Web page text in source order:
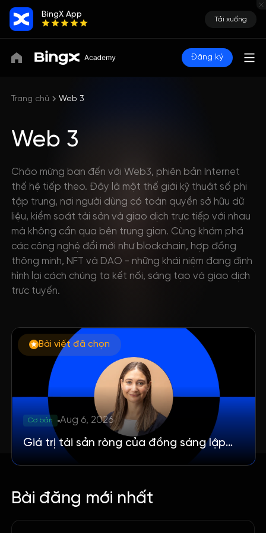
BingX App
Tải xuống
Đăng ký
Trang chủ Web 3
Web 3
Chào mừng bạn đến với Web3, phiên bản Internet
thế hệ tiếp theo. Đây là một thế giới kỹ thuật số phi
tập trung, nơi người dùng có toàn quyền sở hữu dữ
liệu, kiểm soát tài sản và giao dịch trực tiếp với nhau
mà không cần qua bên trung gian. Cùng khám phá
các công nghệ đổi mới như blockchain, hợp đồng
thông minh, NFT và DAO - những khái niệm đang định
hình lại cách chúng ta kết nối, sáng tạo và giao dịch
trực tuyến.
Bài viết đã chọn
Cơ bản Aug 6, 2026
Giá trị tài sản ròng của đồng sáng lập
Anthropic Daniela Amodei là bao nhiêu
Bài đăng mới nhất